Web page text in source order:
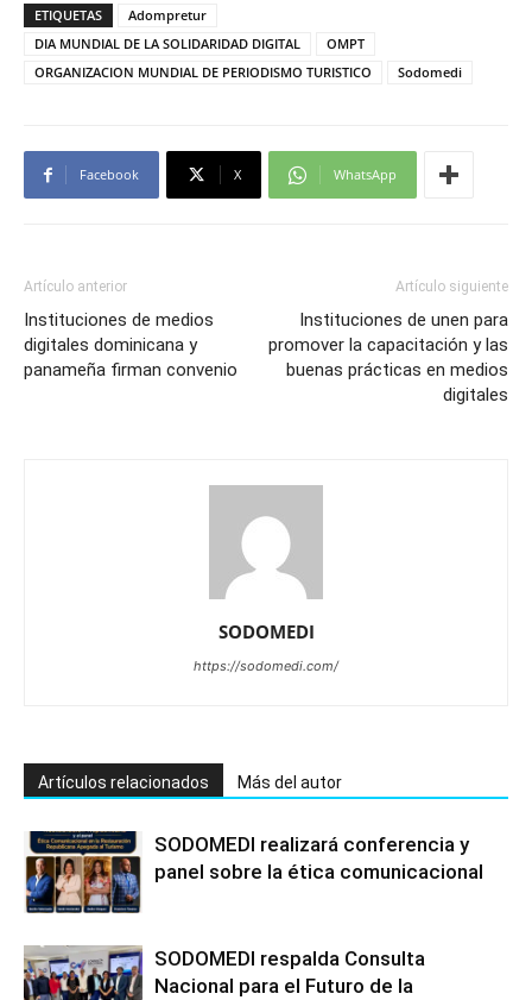
ETIQUETAS
Adompretur
DIA MUNDIAL DE LA SOLIDARIDAD DIGITAL
OMPT
ORGANIZACION MUNDIAL DE PERIODISMO TURISTICO
Sodomedi
Facebook X WhatsApp
Artículo anterior
Instituciones de medios
digitales dominicana y
panameña firman convenio
Artículo siguiente
Instituciones de unen para
promover la capacitación y las
buenas prácticas en medios
digitales
SODOMEDI
https://sodomedi.com/
Artículos relacionados Más del autor
SODOMEDI realizará conferencia y
panel sobre la ética comunicacional
SODOMEDI respalda Consulta
Nacional para el Futuro de la